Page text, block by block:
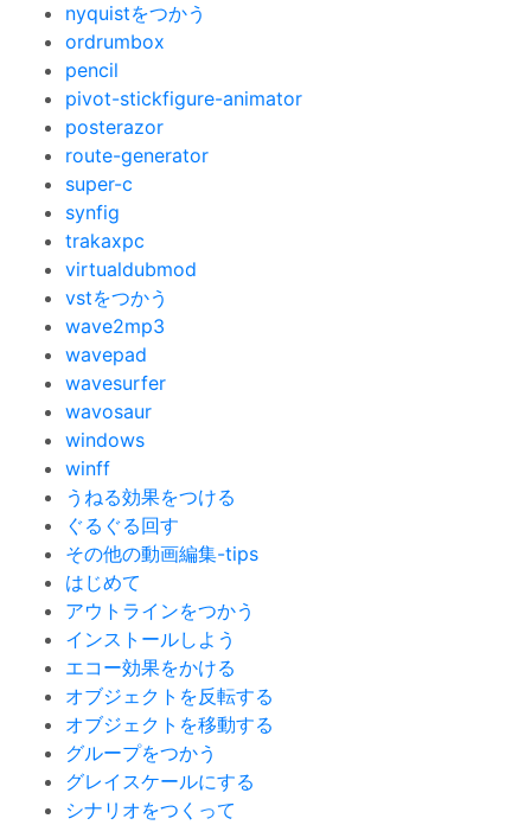
nyquistをつかう
ordrumbox
pencil
pivot-stickfigure-animator
posterazor
route-generator
super-c
synfig
trakaxpc
virtualdubmod
vstをつかう
wave2mp3
wavepad
wavesurfer
wavosaur
windows
winff
うねる効果をつける
ぐるぐる回す
その他の動画編集-tips
はじめて
アウトラインをつかう
インストールしよう
エコー効果をかける
オブジェクトを反転する
オブジェクトを移動する
グループをつかう
グレイスケールにする
シナリオをつくって